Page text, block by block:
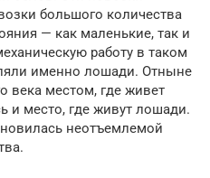
большого количества
— как маленькие, так и
работу в таком
именно лошади. Отныне
века местом, где живет
и место, где живут лошади.
неотъемлемой